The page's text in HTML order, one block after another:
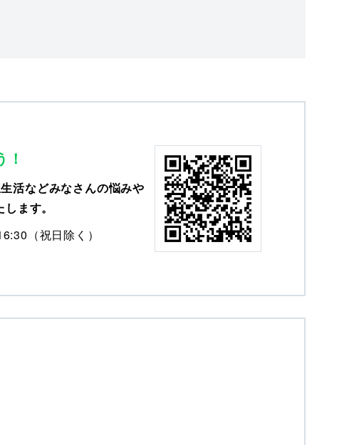
活などみなさんの悩みや
ます。
（祝日除く）